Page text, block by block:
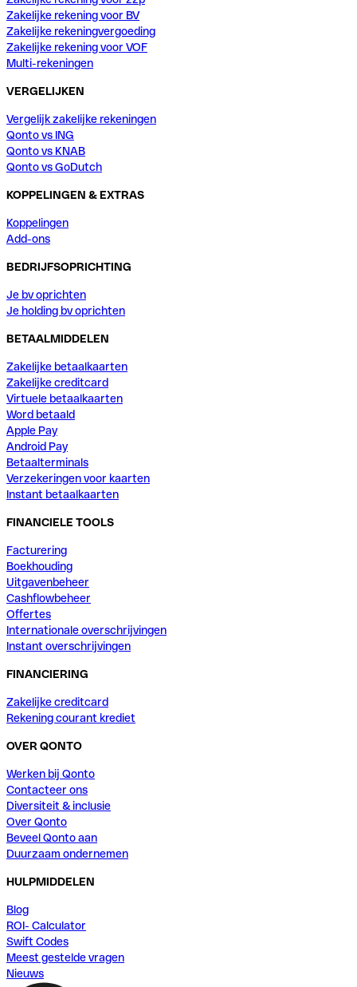
Zakelijke rekening voor BV
Zakelijke rekeningvergoeding
Zakelijke rekening voor VOF
Multi-rekeningen
VERGELIJKEN
Vergelijk zakelijke rekeningen
Qonto vs ING
Qonto vs KNAB
Qonto vs GoDutch
KOPPELINGEN & EXTRAS
Koppelingen
Add-ons
BEDRIJFSOPRICHTING
Je bv oprichten
Je holding bv oprichten
BETAALMIDDELEN
Zakelijke betaalkaarten
Zakelijke creditcard
Virtuele betaalkaarten
Word betaald
Apple Pay
Android Pay
Betaalterminals
Verzekeringen voor kaarten
Instant betaalkaarten
FINANCIELE TOOLS
Facturering
Boekhouding
Uitgavenbeheer
Cashflowbeheer
Offertes
Internationale overschrijvingen
Instant overschrijvingen
FINANCIERING
Zakelijke creditcard
Rekening courant krediet
OVER QONTO
Werken bij Qonto
Contacteer ons
Diversiteit & inclusie
Over Qonto
Beveel Qonto aan
Duurzaam ondernemen
HULPMIDDELEN
Blog
ROI- Calculator
Swift Codes
Meest gestelde vragen
Nieuws